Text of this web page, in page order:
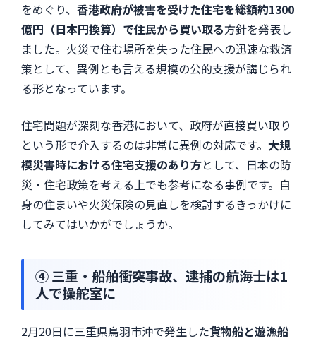
をめぐり、 香港政府が被害を受けた住宅を総額約1300
億円（日本円換算）で住民から買い取る方針を発表し
ました。火災で住む場所を失った住民への迅速な救済
策として、異例とも言える規模の公的支援が講じられ
る形となっています。
住宅問題が深刻な香港において、政府が直接買い取り
という形で介入するのは非常に異例の対応です。 大規
模災害時における住宅支援のあり方として、日本の防
災・住宅政策を考える上でも参考になる事例です。自
身の住まいや火災保険の見直しを検討するきっかけに
してみてはいかがでしょうか。
④ 三重・船舶衝突事故、逮捕の航海士は1
人で操舵室に
2月20日に三重県鳥羽市沖で発生した貨物船と遊漁船